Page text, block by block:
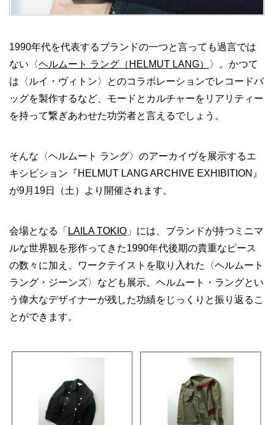
1990年代を代表するブランドの一つと言っても過言では
ない〈ヘルムート ラング（HELMUT LANG）
〉。かつて
は〈ルイ・ヴィトン〉とのコラボレーションでレコードバ
ッグを製作するなど、モードとカルチャーをリアリティー
を持って繋ぎあわせた功労者と言えるでしょう。
そんな〈ヘルムート ラング〉のアーカイヴを展示するエ
キシビション『HELMUT LANG ARCHIVE EXHIBITION』
が9月19日（土）より開催されます。
会場となる「 LAILA TOKIO 」には、ブランドが持つミニマ
ルな世界観を形作ってきた1990年代後期の貴重なピース
の数々に加え、ワークテイストを取り入れた〈ヘルムート
ラング・ジーンズ〉なども展示。ヘルムート・ラングとい
う偉大なデザイナーが残した功績をじっくりと振り返るこ
とができます。